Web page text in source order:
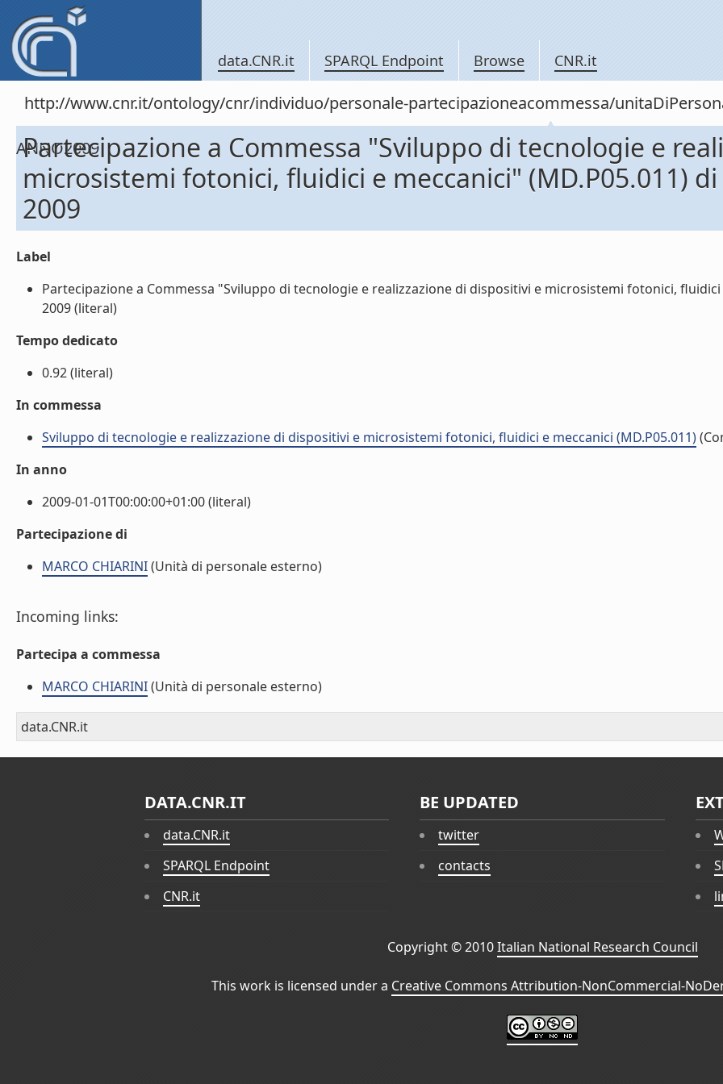
data.CNR.it SPARQL Endpoint Browse CNR.it
http://www.cnr.it/ontology/cnr/individuo/personale-partecipazioneacommessa/
ANNO2009
Partecipazione a Commessa "Sviluppo di tecnologie e
microsistemi fotonici, fluidici e meccanici" (MD.P05.011)
2009
Label
Partecipazione a Commessa "Sviluppo di tecnologie e realizzazione di dispositivi e microsistemi fotonici, fluidici
2009 (literal)
Tempo dedicato
0.92 (literal)
In commessa
Sviluppo di tecnologie e realizzazione di dispositivi e microsistemi fotonici, fluidici e meccanici (MD.P05.011)
In anno
2009-01-01T00:00:00+01:00 (literal)
Partecipazione di
MARCO CHIARINI(Unità di personale esterno)
Incoming links:
Partecipa a commessa
MARCO CHIARINI(Unità di personale esterno)
data.CNR.it
DATA.CNR.IT
data.CNR.it
SPARQL Endpoint
CNR.it
BE UPDATED
twitter
contacts
Copyright © 2010Italian National Research Council
This work is licensed under a Creative Commons Attribution-NonCommercial-